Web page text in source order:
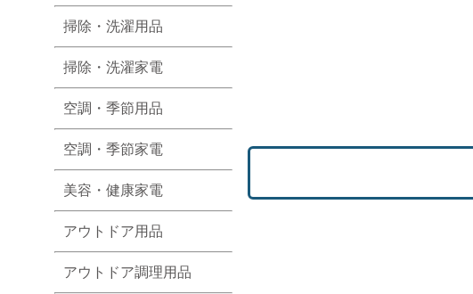
掃除・洗濯用品
掃除・洗濯家電
空調・季節用品
空調・季節家電
美容・健康家電
アウトドア用品
アウトドア調理用品